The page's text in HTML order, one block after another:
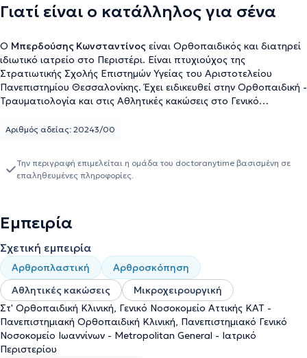
Γιατί είναι ο κατάλληλος για σένα
Ο Μπερδούσης Κωνσταντίνος είναι Ορθοπαιδικός και διατηρεί
ιδιωτικό ιατρείο στο Περιστέρι. Είναι πτυχιούχος της
Στρατιωτικής Σχολής Επιστημών Υγείας του Αριστοτελείου
Πανεπιστημίου Θεσσαλονίκης. Έχει ειδικευθεί στην Ορθοπαιδική -
Τραυματιολογία και στις Αθλητικές κακώσεις στο Γενικό
Νοσοκομείου Παίδων Αθηνών "Π. και Α. Κυριακού". Είναι
Mediterraneo Hospital και στο Doctors Hospital. Τέλος, ο ιατρός
είναι μέλος του Ιατρικού Συλλόγου Αθηνών και μιλάει αγγλικά.
Αριθμός αδείας: 20243/00
Την περιγραφή επιμελείται η ομάδα του doctoranytime βασισμένη σε
επαληθευμένες πληροφορίες.
Εμπειρία
Σχετική εμπειρία
Αρθροπλαστική
Αρθροσκόπηση
Αθλητικές κακώσεις
Μικροχειρουργική
Στ' Ορθοπαιδική Κλινική, Γενικό Νοσοκομείο Αττικής ΚΑΤ -
Πανεπιστημιακή Ορθοπαιδική Κλινική, Πανεπιστημιακό Γενικό
Νοσοκομείο Ιωαννίνων - Metropolitan General - Ιατρικό
Περιστερίου